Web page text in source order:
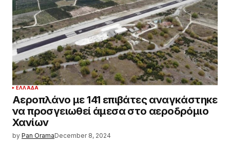
ΕΛΛΆΔΑ
Αεροπλάνο με 141 επιβάτες αναγκάστηκε
να προσγειωθεί άμεσα στο αεροδρόμιο
Χανίων
by Pan OramaDecember 8, 2024